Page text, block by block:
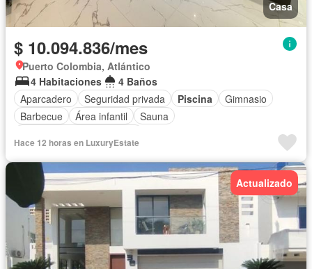
Casa
$ 10.094.836/mes
Puerto Colombia, Atlántico
4 Habitaciones
4 Baños
Aparcadero
Seguridad privada Piscina
Gimnasio
Barbecue
Área infantil
Sauna
Hace 12 horas en LuxuryEstate
Actualizado